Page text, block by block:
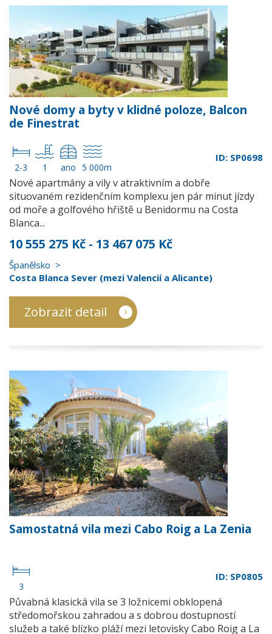
Nové domy a byty v klidné poloze, Balcon
de Finestrat
2-3 1 ano 5 000m
ID: SP0698
Nové apartmány a vily v atraktivním a dobře
situovaném rezidenčním komplexu jen pár minut jízdy
od moře a golfového hřiště u Benidormu na Costa
Blanca...
10 555 275 Kč - 13 467 075 Kč
Španělsko
Costa Blanca Sever (mezi Valencií a Alicante)
Zobrazit detail
Samostatná vila mezi Cabo Roig a La Zenia
3
ID: SP0805
Půvabná klasická vila se 3 ložnicemi obklopená
středomořskou zahradou a s dobrou dostupností
služeb a také blízko pláží mezi letovisky Cabo Roig a La